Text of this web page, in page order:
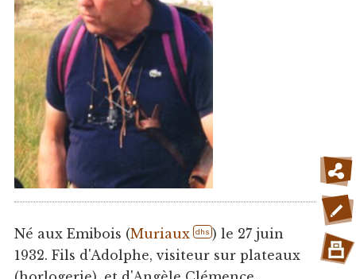
Né aux Emibois (Muriaux dhs ) le 27 juin
1932. Fils d'Adolphe, visiteur sur plateaux